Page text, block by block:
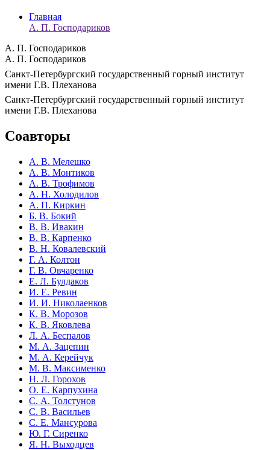
Главная
А. П. Господариков
А. П. Господариков
А. П. Господариков
Санкт-Петербургский государственный горный институт
имени Г.В. Плеханова
Санкт-Петербургский государственный горный институт
имени Г.В. Плеханова
Соавторы
А. В. Мелешко
А. В. Монтиков
А. В. Трофимов
А. Н. Холодилов
А. П. Киркин
Б. В. Бокий
В. В. Ивакин
В. В. Карпенко
В. Н. Ковалевский
Г. А. Колтон
Г. В. Овчаренко
Е. Л. Булдаков
И. Е. Ревин
И. И. Николаенков
К. В. Морозов
К. В. Яковлева
Л. А. Беспалов
М. А. Зацепин
М. А. Керейчук
М. В. Максименко
Н. Л. Горохов
О. Е. Карпухина
С. А. Толстунов
С. В. Васильев
С. Е. Мансурова
Ю. Г. Сиренко
Я. Н. Выходцев